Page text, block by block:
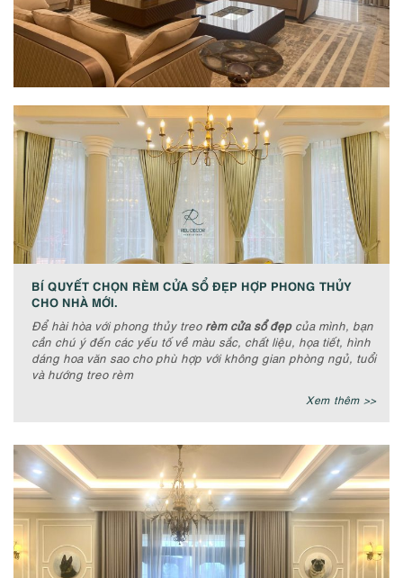
BÍ QUYẾT CHỌN RÈM CỬA SỔ ĐẸP HỢP PHONG THỦY
CHO NHÀ MỚI.
Để hài hòa với phong thủy treo rèm cửa sổ đẹpcủa mình, bạn
cần chú ý đến các yếu tố về màu sắc, chất liệu, họa tiết, hình
dáng hoa văn sao cho phù hợp với không gian phòng ngủ, tuổi
và hướng treo rèm
Xem thêm >>